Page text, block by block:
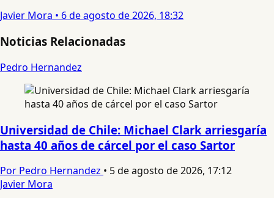
Javier Mora • 6 de agosto de 2026, 18:32
Noticias Relacionadas
Pedro Hernandez
Universidad de Chile: Michael Clark arriesgaría
hasta 40 años de cárcel por el caso Sartor
Por Pedro Hernandez • 5 de agosto de 2026, 17:12
Javier Mora